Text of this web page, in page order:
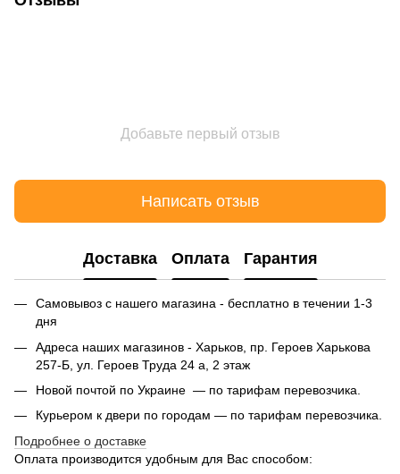
Добавьте первый отзыв
Написать отзыв
Доставка Оплата Гарантия
Самовывоз с нашего магазина - бесплатно в течении 1-3
дня
Адреса наших магазинов - Харьков, пр. Героев Харькова
257-Б, ул. Героев Труда 24 а, 2 этаж
Новой почтой по Украине — по тарифам перевозчика.
Курьером к двери по городам — по тарифам перевозчика.
Подробнее о доставке
Оплата производится удобным для Вас способом: